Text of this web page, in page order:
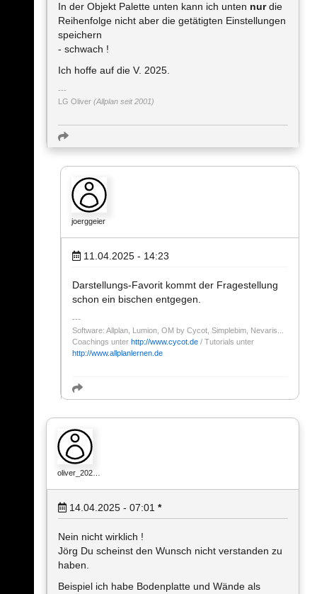
In der Objekt Palette unten kann ich unten nurdie
Reihenfolge nicht aber die getätigten Einstellungen
speichern
- schwach !
Ich hoffe auf die V. 2025.
LG Oliver (Allplan seit 2001)
joerggeier
11.04.2025 - 14:23
Darstellungs-Favorit kommt der Fragestellung
schon ein bischen entgegen.
Software: Allplan, Lumion, OM by Cycot, Simplebim, Nevaris...
Coachings unter http://www.cycot.de / Tutorials unter
http://www.allplanlernen.de
oliver_202…
14.04.2025 - 07:01 *
Nein nicht wirklich !
Jörg Du scheinst den Wunsch nicht verstanden zu
haben.
Beispiel ich habe Bodenplatte und Wände als